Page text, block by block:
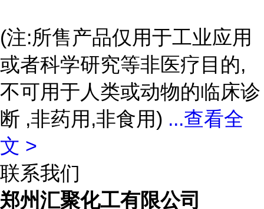
(注:所售产品仅用于工业应用
或者科学研究等非医疗目的,
不可用于人类或动物的临床诊
断 ,非药用,非食用) ...查看全
文 >
联系我们
郑州汇聚化工有限公司